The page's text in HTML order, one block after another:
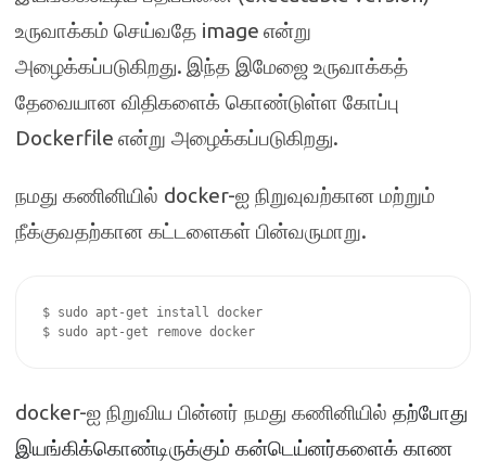
உருவாக்கம் செய்வதே image என்று
அழைக்கப்படுகிறது. இந்த இமேஜை உருவாக்கத்
தேவையான விதிகளைக் கொண்டுள்ள கோப்பு
Dockerfile என்று அழைக்கப்படுகிறது.
நமது கணினியில் docker-ஐ நிறுவுவற்கான மற்றும்
நீக்குவதற்கான கட்டளைகள் பின்வருமாறு.
$ sudo apt-get install docker
$ sudo apt-get remove docker
docker-ஐ நிறுவிய பின்னர் நமது கணினியில் தற்போது
இயங்கிக்கொண்டிருக்கும் கன்டெய்னர்களைக் காண